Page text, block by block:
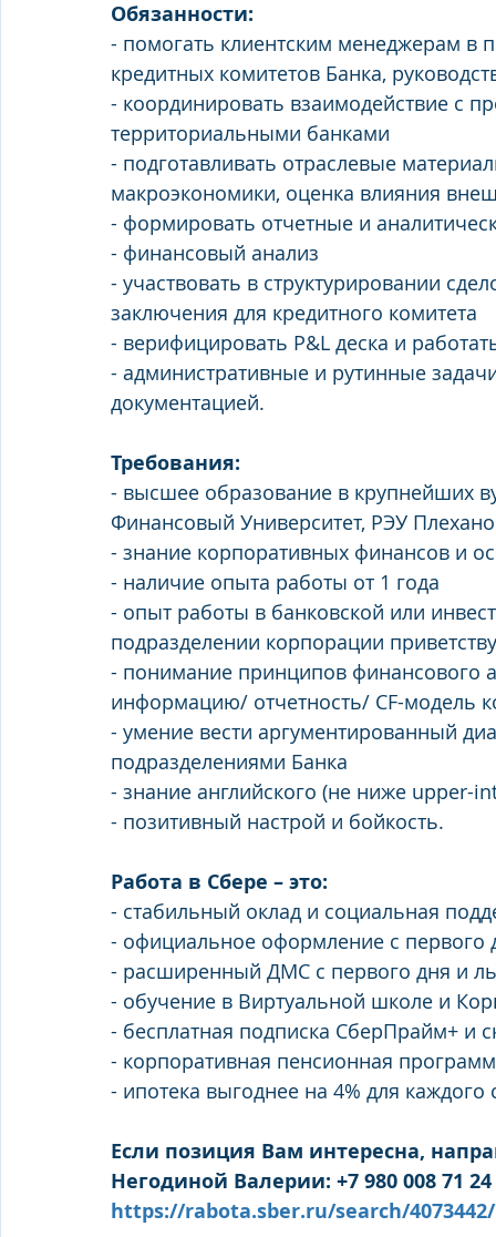
Обязанности:
- помогать клиентским менеджерам в
кредитных комитетов Банка,
- координировать взаимодействие с
территориальными банками
- подготавливать отраслевые
макроэкономики, оценка влияния
- формировать отчетные и
- финансовый анализ
- участвовать в структурировании
заключения для кредитного комитета
- верифицировать P&L деска и
- административные и рутинные
документацией.
Требования:
- высшее образование в крупнейших
Финансовый Университет, РЭУ
- знание корпоративных финансов и
- наличие опыта работы от 1 года
- опыт работы в банковской или
подразделении корпорации
- понимание принципов финансового
информацию/ отчетность/ CF-модель
- умение вести аргументированный
подразделениями Банка
- знание английского (не ниже upper-
- позитивный настрой и бойкость.
Работа в Сбере – это:
- стабильный оклад и социальная
- официальное оформление с первого
- расширенный ДМС с первого дня и
- обучение в Виртуальной школе и
- бесплатная подписка СберПрайм+ и
- корпоративная пенсионная
- ипотека выгоднее на 4% для каждого
Если позиция Вам интересна,
Негодиной Валерии: +7 980 008 71
https://rabota.sber.ru/search/4073442/